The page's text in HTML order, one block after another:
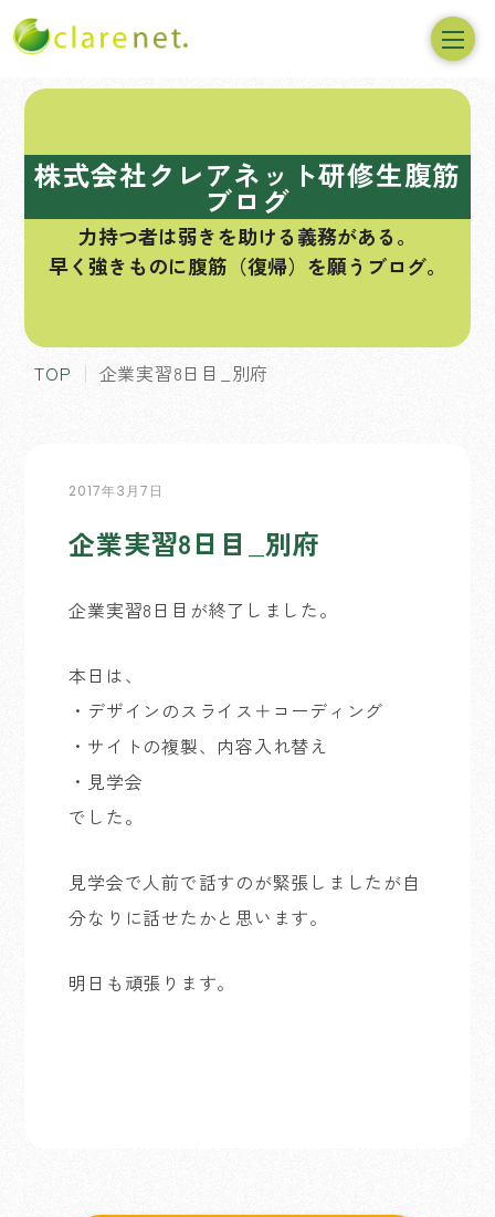
株式会社クレアネット研修生腹筋
ブログ
力持つ者は弱きを助ける義務がある。
早く強きものに腹筋（復帰）を願うブログ。
TOP 企業実習8日目_別府
2017年3月7日
企業実習8日目_別府
企業実習8日目が終了しました。
本日は、
・デザインのスライス＋コーディング
・サイトの複製、内容入れ替え
・見学会
でした。
見学会で人前で話すのが緊張しましたが自
分なりに話せたかと思います。
明日も頑張ります。